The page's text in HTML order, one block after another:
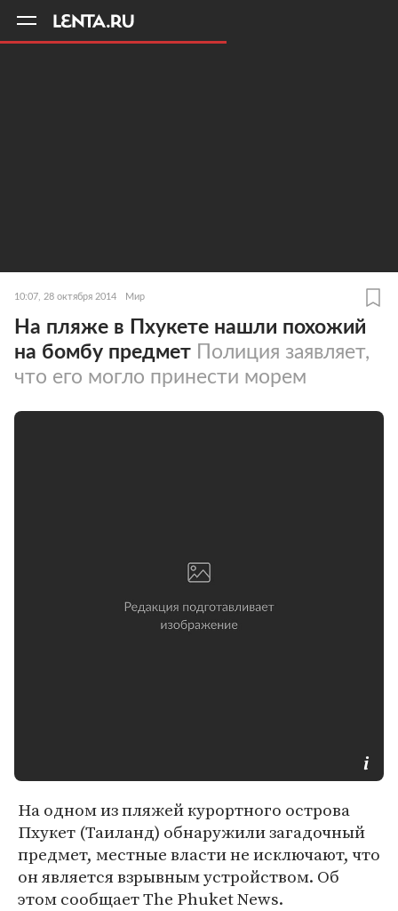
10:07, 28 октября 2014 Мир
На пляже в Пхукете нашли похожий
на бомбу предмет Полиция заявляет,
что его могло принести морем
На одном из пляжей курортного острова
Пхукет (Таиланд) обнаружили загадочный
предмет, местные власти не исключают, что
он является взрывным устройством. Об
этом сообщает The Phuket News.